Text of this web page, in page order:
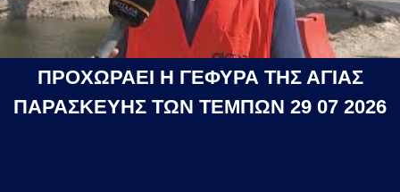
ΠΡΟΧΩΡΑΕΙ Η ΓΕΦΥΡΑ ΤΗΣ ΑΓΙΑΣ
ΠΑΡΑΣΚΕΥΗΣ ΤΩΝ ΤΕΜΠΩΝ 29 07 2026